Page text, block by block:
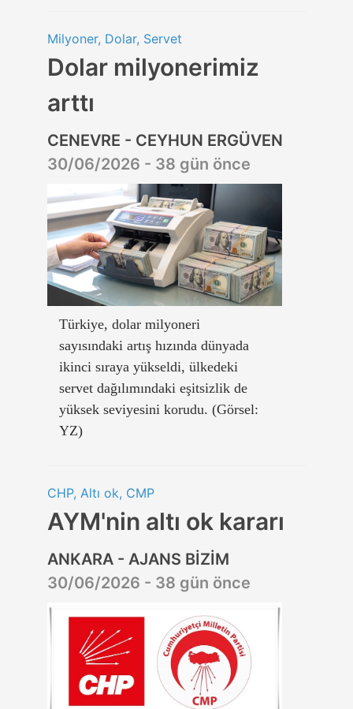
Milyoner, Dolar, Servet
Dolar milyonerimiz
arttı
CENEVRE - CEYHUN ERGÜVEN
30/06/2026 - 38 gün önce
Türkiye, dolar milyoneri
sayısındaki artış hızında dünyada
ikinci sıraya yükseldi, ülkedeki
servet dağılımındaki eşitsizlik de
yüksek seviyesini korudu. (Görsel:
YZ)
CHP, Altı ok, CMP
AYM'nin altı ok kararı
ANKARA - AJANS BİZİM
30/06/2026 - 38 gün önce